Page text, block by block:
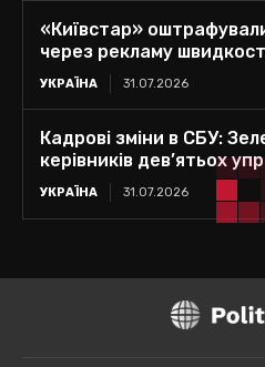
«Київстар»
через рекламу
УКРАЇНА 31.07.2026
Кадрові зміни в СБУ:
керівників дев’ятьох
УКРАЇНА 31.07.2026